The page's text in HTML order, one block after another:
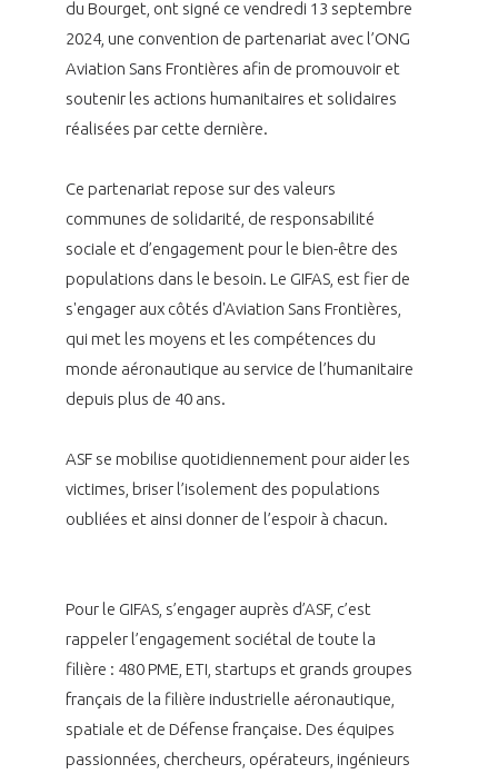
COMMISSIONS ET COMITÉS
POURQUOI DEVENIR MEMBRE ?
LE MÉDIATEUR DE LA FILIÈRE AÉRONAUTIQUE ET SPATIALE
MÉDIATION ET CHARTE D’ENGAGEMENT SUR LES RELATIONS ENTRE
CLIENTS ET FOURNISSEURS
LA MÉDIATION AU-DELÀ DE LA FILIÈRE AÉRONAUTIQUE ET SPATIALE
PRENDRE CONTACT AVEC LE MÉDIATEUR DE LA FILIÈRE
L'OBSERVATOIRE
CHIFFRES CLÉS
LES ENJEUX
COMPÉTITIVITÉ
EMPLOI & FORMATION
ENVIRONNEMENT
INNOVATION
INTERNATIONALISATION
LES PUBLICATIONS
DOCUMENTS & BROCHURES
RAPPORTS D'ACTIVITÉS
du Bourget, ont signé ce vendredi 13 septembre
2024, une convention de partenariat avec l’ONG
Aviation Sans Frontières afin de promouvoir et
soutenir les actions humanitaires et solidaires
réalisées par cette dernière.
Ce partenariat repose sur des valeurs
communes de solidarité, de responsabilité
sociale et d’engagement pour le bien-être des
populations dans le besoin. Le GIFAS, est fier de
s'engager aux côtés d'Aviation Sans Frontières,
qui met les moyens et les compétences du
monde aéronautique au service de l’humanitaire
depuis plus de 40 ans.
ASF se mobilise quotidiennement pour aider les
victimes, briser l’isolement des populations
oubliées et ainsi donner de l’espoir à chacun.
Pour le GIFAS, s’engager auprès d’ASF, c’est
rappeler l’engagement sociétal de toute la
filière : 480 PME, ETI, startups et grands groupes
français de la filière industrielle aéronautique,
spatiale et de Défense française. Des équipes
passionnées, chercheurs, opérateurs, ingénieurs
programmes ...
DEMANDE D’ADHÉSION